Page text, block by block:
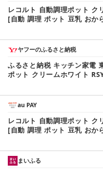
レコルト 自動調理ポット
[自動 調理 ポット 豆乳 おか
ヤフーのふるさと納税
ふるさと納税 キッチン家電
ポット クリームホワイト
au PAY
レコルト 自動調理ポット
[自動 調理 ポット 豆乳 おか
まいふる